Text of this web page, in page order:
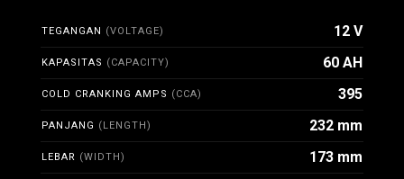
TEGANGAN (VOLTAGE) 12 V
KAPASITAS (CAPACITY) 60 AH
COLD CRANKING AMPS (CCA) 395
PANJANG (LENGTH) 232 mm
LEBAR (WIDTH) 173 mm